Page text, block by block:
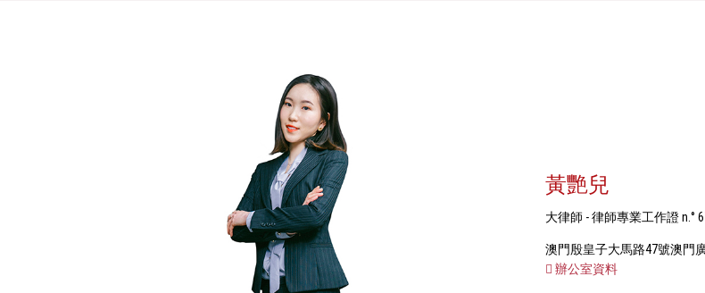
黃艷兒
大律師 - 律師專業工作證 n.°
澳門殷皇子大馬路47號澳門
辦公室資料